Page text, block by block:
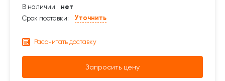
В наличии:
нет
Срок поставки:
Уточнить
Рассчитать доставку
Запросить цену